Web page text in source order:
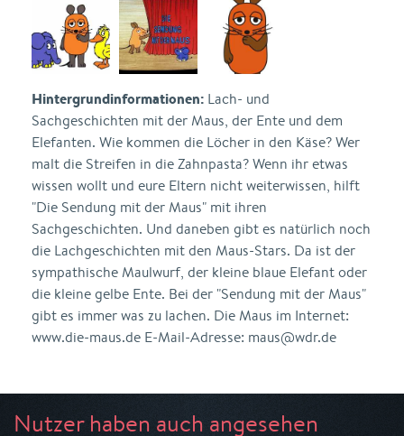
Hintergrundinformationen: Lach- und
Sachgeschichten mit der Maus, der Ente und dem
Elefanten. Wie kommen die Löcher in den Käse? Wer
malt die Streifen in die Zahnpasta? Wenn ihr etwas
wissen wollt und eure Eltern nicht weiterwissen, hilft
"Die Sendung mit der Maus" mit ihren
Sachgeschichten. Und daneben gibt es natürlich noch
die Lachgeschichten mit den Maus-Stars. Da ist der
sympathische Maulwurf, der kleine blaue Elefant oder
die kleine gelbe Ente. Bei der "Sendung mit der Maus"
gibt es immer was zu lachen. Die Maus im Internet:
www.die-maus.de E-Mail-Adresse: maus@wdr.de
Nutzer haben auch angesehen